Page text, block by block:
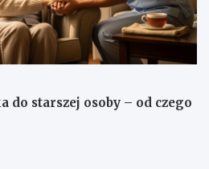
do starszej osoby – od czego